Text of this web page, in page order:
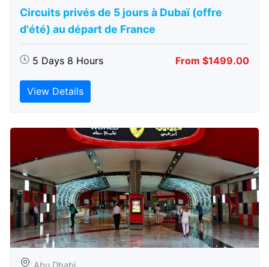
Circuits privés de 5 jours à Dubaï (offre
d'été) au départ de France
5 Days 8 Hours From $1499.00
View Details
Abu Dhabi